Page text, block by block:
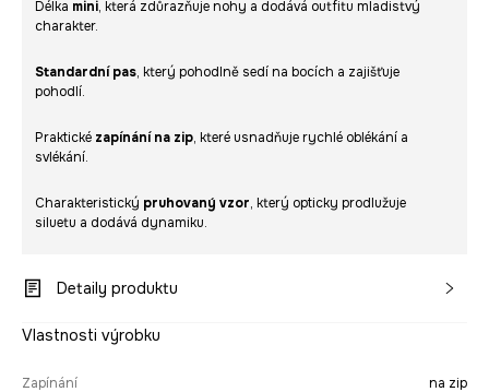
Délka mini, která zdůrazňuje nohy a dodává outfitu mladistvý
charakter.
Standardní pas, který pohodlně sedí na bocích a zajišťuje
pohodlí.
Praktické zapínání na zip, které usnadňuje rychlé oblékání a
svlékání.
Charakteristický pruhovaný vzor, který opticky prodlužuje
siluetu a dodává dynamiku.
Detaily produktu
Vlastnosti výrobku
Zapínání na zip